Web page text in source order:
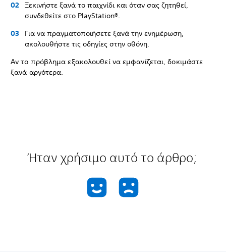
Ξεκινήστε ξανά το παιχνίδι και όταν σας ζητηθεί,
συνδεθείτε στο PlayStation®.
Για να πραγματοποιήσετε ξανά την ενημέρωση,
ακολουθήστε τις οδηγίες στην οθόνη.
Αν το πρόβλημα εξακολουθεί να εμφανίζεται, δοκιμάστε
ξανά αργότερα.
Ήταν χρήσιμο αυτό το άρθρο;